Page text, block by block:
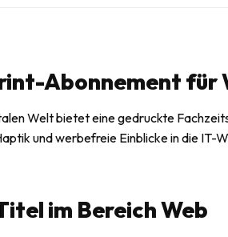
Abonnement für
Welt bietet eine gedruckte
und werbefreie Einblicke in die
im Bereich Web